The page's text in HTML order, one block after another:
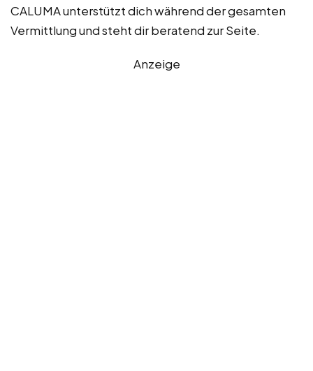
CALUMA unterstützt dich während der gesamten
Vermittlung und steht dir beratend zur Seite.
Anzeige